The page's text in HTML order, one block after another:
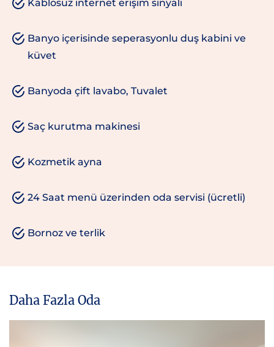
Kablosuz internet erişim sinyali
Banyo içerisinde seperasyonlu duş kabini ve
küvet
Banyoda çift lavabo, Tuvalet
Saç kurutma makinesi
Kozmetik ayna
24 Saat menü üzerinden oda servisi (ücretli)
Bornoz ve terlik
Daha Fazla Oda